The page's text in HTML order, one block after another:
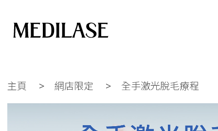
主頁 網店限定 全手激光脫毛療程